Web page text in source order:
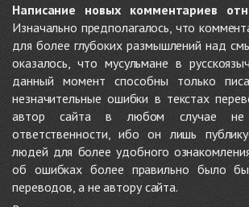
Написание новых комментариев
Изначально предполагалось, что
для более глубоких размышлений над
оказалось, что мусульмане в
данный момент способны только
незначительные ошибки в текстах
автор сайта в любом случае не
ответственности, ибо он лишь
людей для более удобного
об ошибках более правильно было
переводов, а не автору сайта.